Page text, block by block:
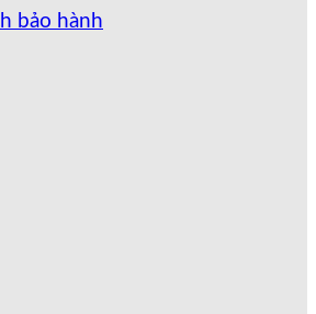
bảo hành